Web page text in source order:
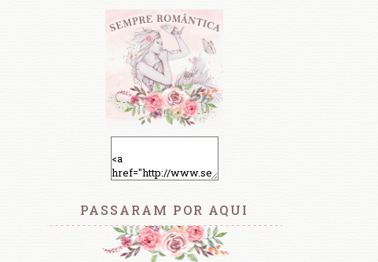
PASSARAM POR AQUI